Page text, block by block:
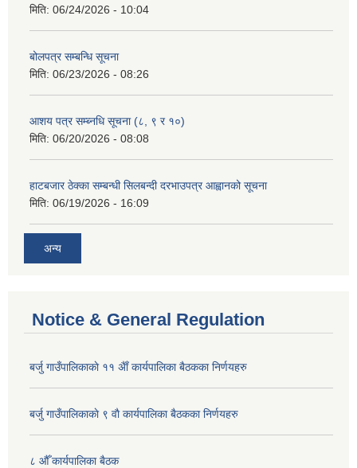
मिति: 06/24/2026 - 10:04
बोलपत्र सम्बन्धि सूचना
मिति: 06/23/2026 - 08:26
आशय पत्र सम्ब्नधि सूचना (८, ९ र १०)
मिति: 06/20/2026 - 08:08
हाटबजार ठेक्का सम्बन्धी सिलबन्दी दरभाउपत्र आह्वानको सूचना
मिति: 06/19/2026 - 16:09
अन्य
Notice & General Regulation
बर्जु गाउँपालिकाकाे ११ अैाँ कार्यपालिका बैठकका निर्णयहरु
बर्जु गाउँपालिकाकाे ९ वाै‌ कार्यपालिका बैठकका निर्णयहरु
८ औँ कार्यपालिका बैठक